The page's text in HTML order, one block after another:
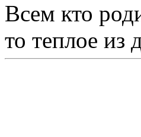
Всем кто
то теплое из